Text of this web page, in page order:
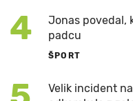
4
Jonas povedal,
padcu
ŠPORT
Velik incident